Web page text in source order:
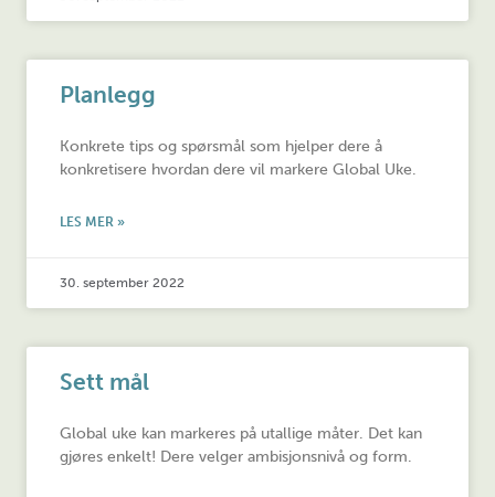
Planlegg
Konkrete tips og spørsmål som hjelper dere å
konkretisere hvordan dere vil markere Global Uke.
LES MER »
30. september 2022
Sett mål
Global uke kan markeres på utallige måter. Det kan
gjøres enkelt! Dere velger ambisjonsnivå og form.